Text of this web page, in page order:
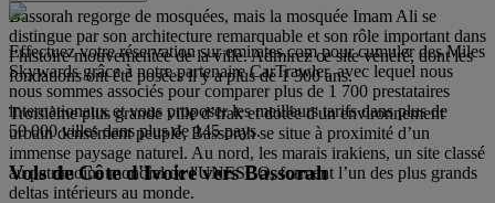
Bassorah regorge de mosquées, mais la mosquée Imam Ali se
distingue par son architecture remarquable et son rôle important dans
l’histoire mouvementée de la ville. Admirez ce site vénéré, dont les
fondations ont été posées il y a plus de 1 300 ans.
Troisième plus grande ville d’Irak et dotée d'un environnement
urbain densément peuplé, Bassorah se situe à proximité d’un
immense paysage naturel. Au nord, les marais irakiens, un site classé
au patrimoine mondial de l'UNESCO, forment l’un des plus grands
deltas intérieurs au monde.
Effectuez votre réservation sur emirates.com pour cumuler des Miles
Skywards grâce à notre partenaire CarTrawler, avec lequel nous
nous sommes associés pour comparer plus de 1 700 prestataires
internationaux et vous proposer les meilleurs tarifs dans plus de
50 000 villes dans plus de 145 pays.
Vols de Côte d'Ivoire vers Bassorah